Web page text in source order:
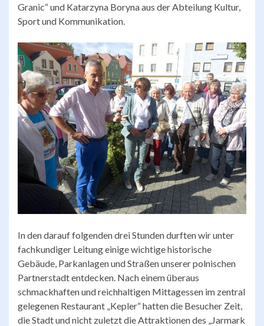
Granic“ und Katarzyna Boryna aus der Abteilung Kultur,
Sport und Kommunikation.
In den darauf folgenden drei Stunden durften wir unter
fachkundiger Leitung einige wichtige historische
Gebäude, Parkanlagen und Straßen unserer polnischen
Partnerstadt entdecken. Nach einem überaus
schmackhaften und reichhaltigen Mittagessen im zentral
gelegenen Restaurant „Kepler“ hatten die Besucher Zeit,
die Stadt und nicht zuletzt die Attraktionen des „Jarmark